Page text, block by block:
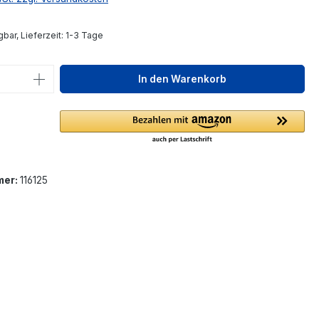
Lieferzeit: 1-3 Tage
Anzahl: Gib den gewünschten Wert
In den Warenkorb
116125